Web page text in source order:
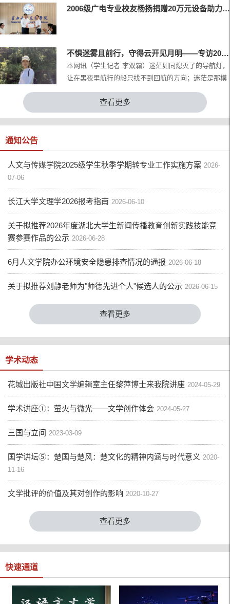
2025级新生入学教育大会。学院领导班子成员、2025级
刘佳、数字技术与新媒体教研室主任姚喆希分别围绕“专
业、规划与未来”和“网络与新媒体发展前景”作专题讲
解，...
2006级广电专业校友杨扬捐赠20万元设备助力母校发...
不惧迷雾且前行，守得云开见月明——专访2014级优...
本网讯（学生记者 李双霜）迷茫如同熄灭了的导航灯，
让在黑夜里航行的船只找不到回航的方向；迷茫是那模
糊了字迹的方向标，让在深山中攀登的旅者找不到前进
的路径。迷茫会阻碍我们向前，然而迷茫并不可怕，只
要生命中有裂缝，就会有光照进来。而我们逐光而行，
冲破迷茫的屏障，便能守得云开见月明。本次专访的优
日正所谓“谁的青春不迷茫”。问及为什么选择汉语言文
学这个专业...
查看更多
通知公告
人文与传媒学院2025级学生秋季学期转专业工作实施方案 2026-
07-06
长江大学文理学2026报考指南 2026-06-10
关于拟推荐2026年度湖北大学生新闻传播教育创新实践技能竞
赛参赛作品的公示 2026-06-28
6月人文学院办公环境安全隐患排查情况的通报 2026-06-18
关于拟推荐刘静老师为"师德先进个人"候选人的公示 2026-06-15
查看更多
学术动态
花城出版社中国文学编辑室主任黎萍博士来我院讲座 2024-05-29
学术讲座①：萤火与微光——文学创作体会 2024-05-27
三国与立间 2023-03-09
国学讲坛⑤：楚国与楚风：楚文化的精神内涵与时代意义 2020-
11-16
文学批评的价值及其对创作的影响 2020-10-27
查看更多
快速通道